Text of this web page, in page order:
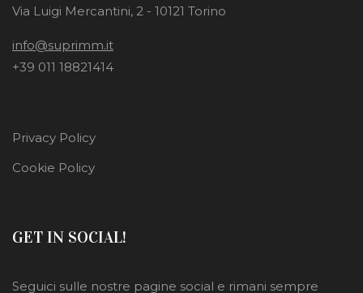
Via Luigi Mercantini, 2 - 10121 Torino
info@suprimm.it
+39 011 18821414
Privacy Policy
Cookie Policy
GET IN SOCIAL!
Seguici sulle nostre pagine social e rimani sempre